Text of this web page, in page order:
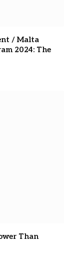
/ Malta
2024: The
Than